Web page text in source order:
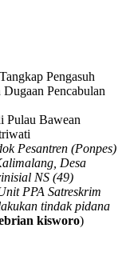
Pengasuh
Pencabulan
Pesantren (Ponpes)
Desa
NS (49)
PPA Satreskrim
tindak pidana
kisworo)